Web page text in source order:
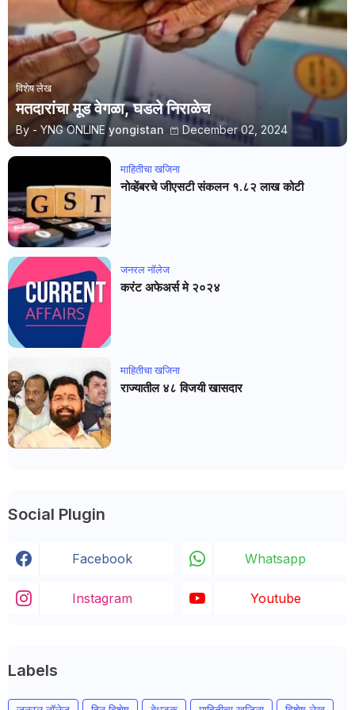
विशेष लेख
मतदारांचा मूड वेगळा, घडले निराळेच
By - YNG ONLINE yongistan December 02, 2024
माहितीचा खजिना
नोव्हेंबरचे जीएसटी संकलन १.८२ लाख कोटी
जनरल नाॅलेज
करंट अफेअर्स मे २०२४
माहितीचा खजिना
राज्यातील ४८ विजयी खासदार
Social Plugin
Facebook Whatsapp
Instagram Youtube
Labels